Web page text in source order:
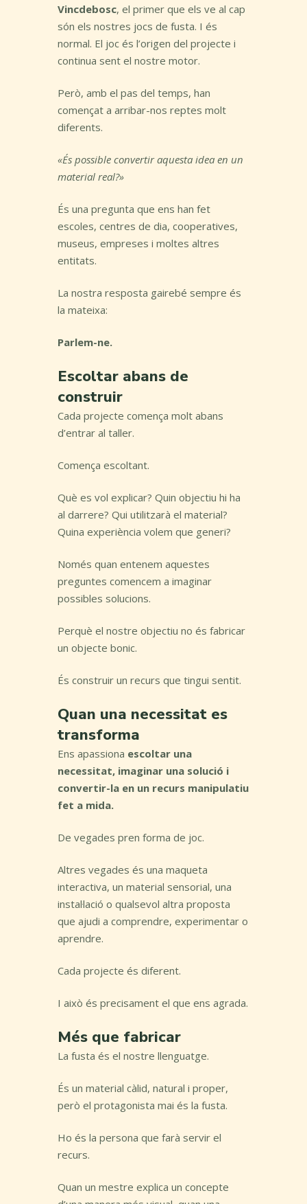
Vincdebosc, el primer que els ve al cap
són els nostres jocs de fusta. I és
normal. El joc és l’origen del projecte i
continua sent el nostre motor.
Però, amb el pas del temps, han
començat a arribar-nos reptes molt
diferents.
«És possible convertir aquesta idea en un
material real?»
És una pregunta que ens han fet
escoles, centres de dia, cooperatives,
museus, empreses i moltes altres
entitats.
La nostra resposta gairebé sempre és
la mateixa:
Parlem-ne.
Escoltar abans de
construir
Cada projecte comença molt abans
d’entrar al taller.
Comença escoltant.
Què es vol explicar? Quin objectiu hi ha
al darrere? Qui utilitzarà el material?
Quina experiència volem que generi?
Només quan entenem aquestes
preguntes comencem a imaginar
possibles solucions.
Perquè el nostre objectiu no és fabricar
un objecte bonic.
És construir un recurs que tingui sentit.
Quan una necessitat es
transforma
Ens apassiona escoltar una
necessitat, imaginar una solució i
convertir-la en un recurs manipulatiu
fet a mida.
De vegades pren forma de joc.
Altres vegades és una maqueta
interactiva, un material sensorial, una
instal·lació o qualsevol altra proposta
que ajudi a comprendre, experimentar o
aprendre.
Cada projecte és diferent.
I això és precisament el que ens agrada.
Més que fabricar
La fusta és el nostre llenguatge.
És un material càlid, natural i proper,
però el protagonista mai és la fusta.
Ho és la persona que farà servir el
recurs.
Quan un mestre explica un concepte